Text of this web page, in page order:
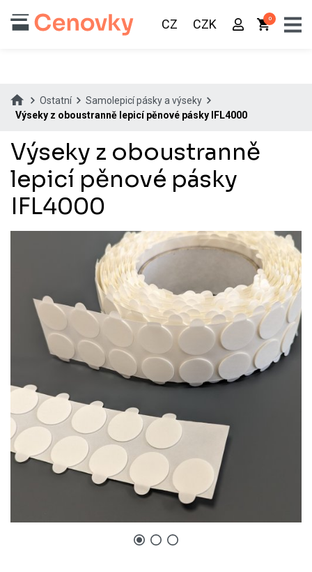
0
CZ CZK
Ostatní
Samolepicí pásky a výseky
Výseky z oboustranně lepicí pěnové pásky IFL4000
Výseky z oboustranně
lepicí pěnové pásky
IFL4000